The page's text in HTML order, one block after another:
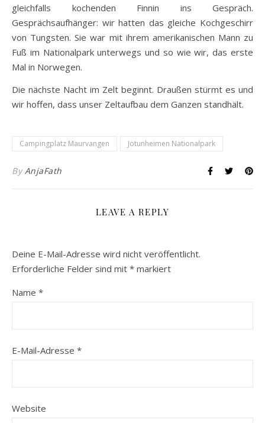
gleichfalls kochenden Finnin ins Gespräch.
Gesprächsaufhänger: wir hatten das gleiche Kochgeschirr
von Tungsten. Sie war mit ihrem amerikanischen Mann zu
Fuß im Nationalpark unterwegs und so wie wir, das erste
Mal in Norwegen.
Die nächste Nacht im Zelt beginnt. Draußen stürmt es und
wir hoffen, dass unser Zeltaufbau dem Ganzen standhält.
Campingplatz Maurvangen Jotunheimen Nationalpark
ByAnjaFath
LEAVE A REPLY
Deine E-Mail-Adresse wird nicht veröffentlicht.
Erforderliche Felder sind mit * markiert
Name *
E-Mail-Adresse *
Website